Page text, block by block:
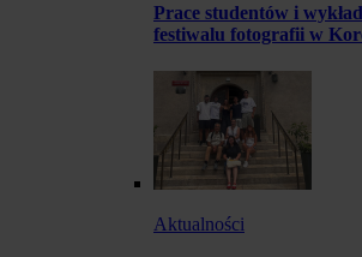
Prace studentów i
festiwalu fotografii w
Aktualności